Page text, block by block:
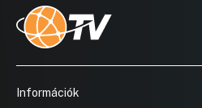
Információk